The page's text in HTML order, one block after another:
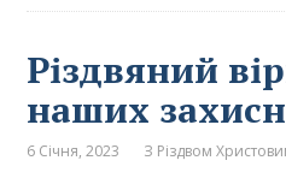
Різдвяний
наших
6 Січня, 2023 З Різдвом